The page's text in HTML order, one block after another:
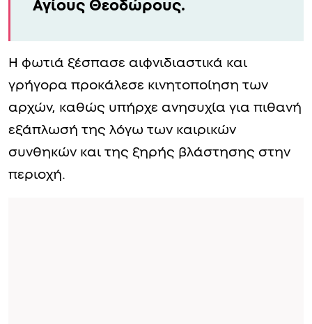
Αγίους Θεοδώρους.
Η φωτιά ξέσπασε αιφνιδιαστικά και
γρήγορα προκάλεσε κινητοποίηση των
αρχών, καθώς υπήρχε ανησυχία για πιθανή
εξάπλωσή της λόγω των καιρικών
συνθηκών και της ξηρής βλάστησης στην
περιοχή.